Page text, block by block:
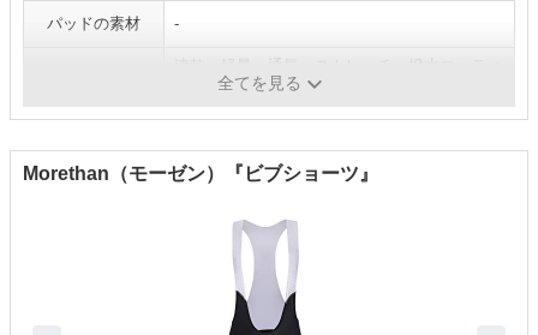
パッドの素材 -
ング、反射材
全てを見る
Morethan（モーゼン）『ビブショーツ』